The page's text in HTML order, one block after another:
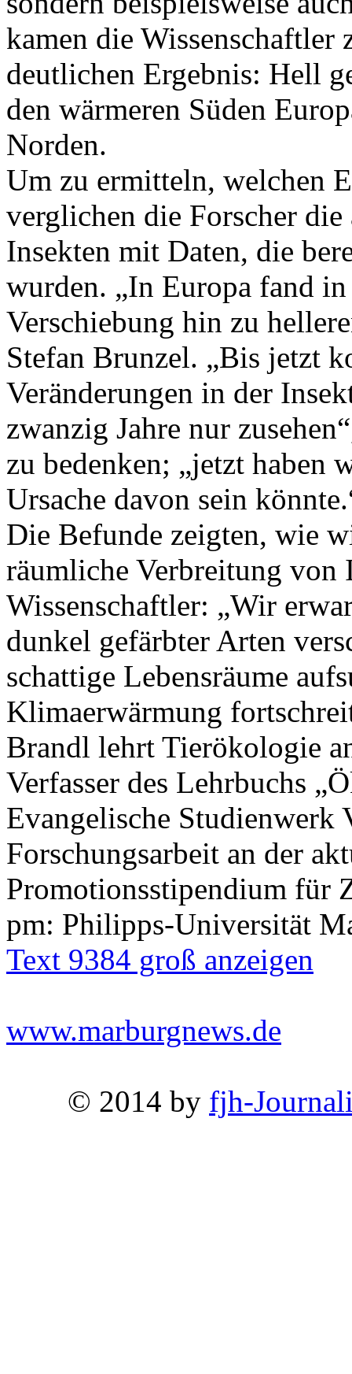
kamen die Wissenschaftler
deutlichen Ergebnis: Hell
den wärmeren Süden
Norden.
Um zu ermitteln, welchen
verglichen die Forscher
Insekten mit Daten, die
wurden. „In Europa fand
Verschiebung hin zu
Stefan Brunzel. „Bis jetzt
Veränderungen in der
zwanzig Jahre nur
zu bedenken; „jetzt haben
Ursache davon sein
Die Befunde zeigten, wie
räumliche Verbreitung von
Wissenschaftler: „Wir
dunkel gefärbter Arten
schattige Lebensräume
Klimaerwärmung
Brandl lehrt Tierökologie
Verfasser des Lehrbuchs
Evangelische
Forschungsarbeit an der
Promotionsstipendium für
pm: Philipps-Universität
Text 9384 groß anzeigen
www.marburgnews.de
© 2014 by fjh-